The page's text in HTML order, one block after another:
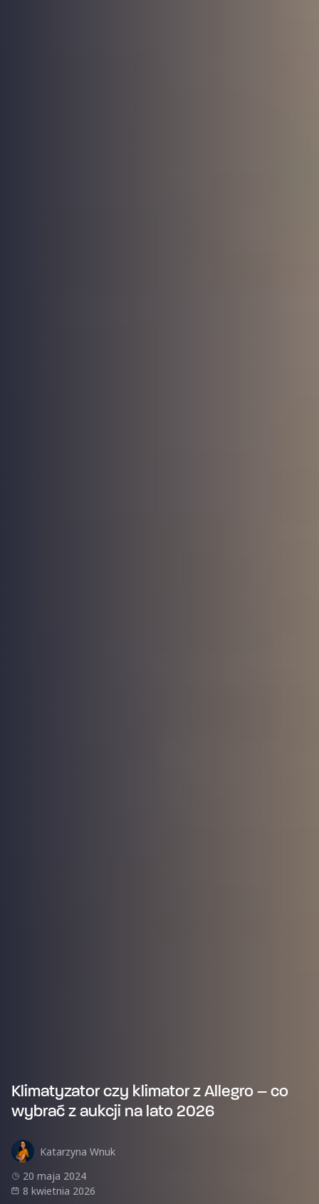
Klimatyzator czy klimator z Allegro – co
wybrać z aukcji na lato 2026
Katarzyna Wnuk
20 maja 2024
8 kwietnia 2026